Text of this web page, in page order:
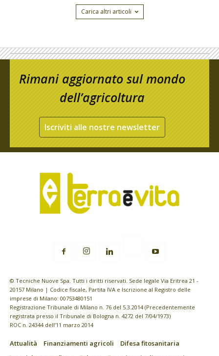
Carica altri articoli
Rimani aggiornato sul mondo
dell’agricoltura
Iscriviti alle nostre newsletter
© Tecniche Nuove Spa. Tutti i diritti riservati. Sede legale Via Eritrea 21 -
20157 Milano | Codice fiscale, Partita IVA e Iscrizione al Registro delle
imprese di Milano: 00753480151
Registrazione Tribunale di Milano n. 76 del 5.3.2014 (Precedentemente
registrata presso il Tribunale di Bologna n. 4272 del 7/04/1973)
ROC n. 24344 dell’11 marzo 2014
Attualità Finanziamenti agricoli
Difesa fitosanitaria